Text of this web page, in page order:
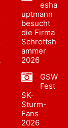
esha
uptmann
besucht
die Firma
Schrottsh
ammer
2026
GSW
Fest
SK-
Sturm-
Fans
2026